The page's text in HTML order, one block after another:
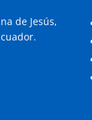
de Jesús,